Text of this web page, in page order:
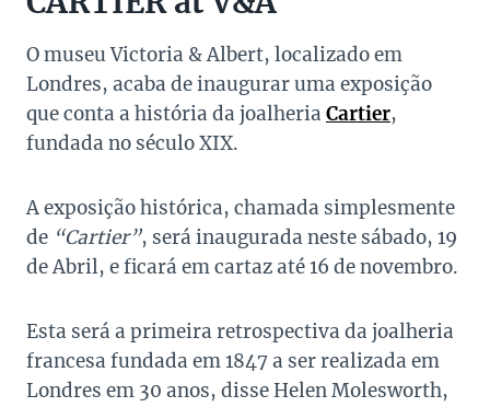
O museu Victoria & Albert, localizado em
Londres, acaba de inaugurar uma exposição
que conta a história da joalheria Cartier,
fundada no século XIX.
A exposição histórica, chamada simplesmente
de “Cartier”, será inaugurada neste sábado, 19
de Abril, e ficará em cartaz até 16 de novembro.
Esta será a primeira retrospectiva da joalheria
francesa fundada em 1847 a ser realizada em
Londres em 30 anos, disse Helen Molesworth,